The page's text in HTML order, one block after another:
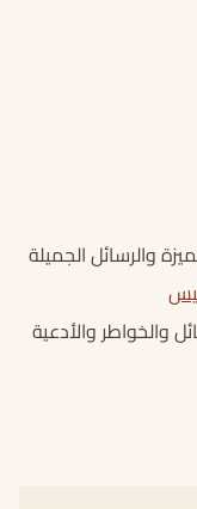
والرسائل الجميلة
والخواطر والأدعية